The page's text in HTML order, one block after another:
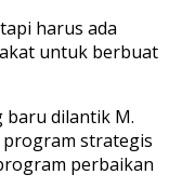
harus ada
untuk berbuat
baru dilantik M.
strategis
perbaikan